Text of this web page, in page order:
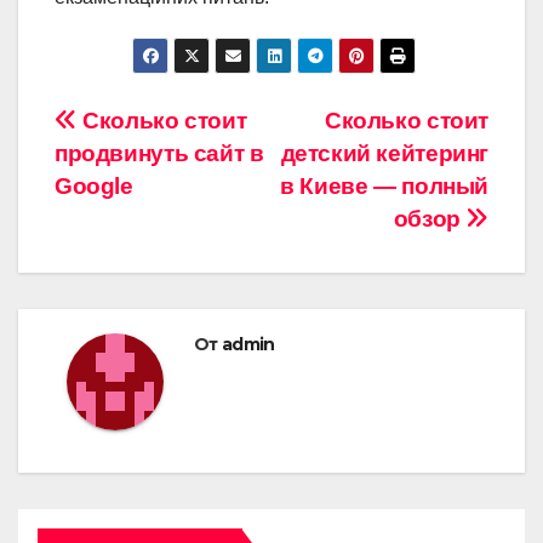
Навигация
по
Сколько стоит
детский кейтеринг
в Киеве — полный
обзор
Сколько стоит
продвинуть сайт в
Google
От admin